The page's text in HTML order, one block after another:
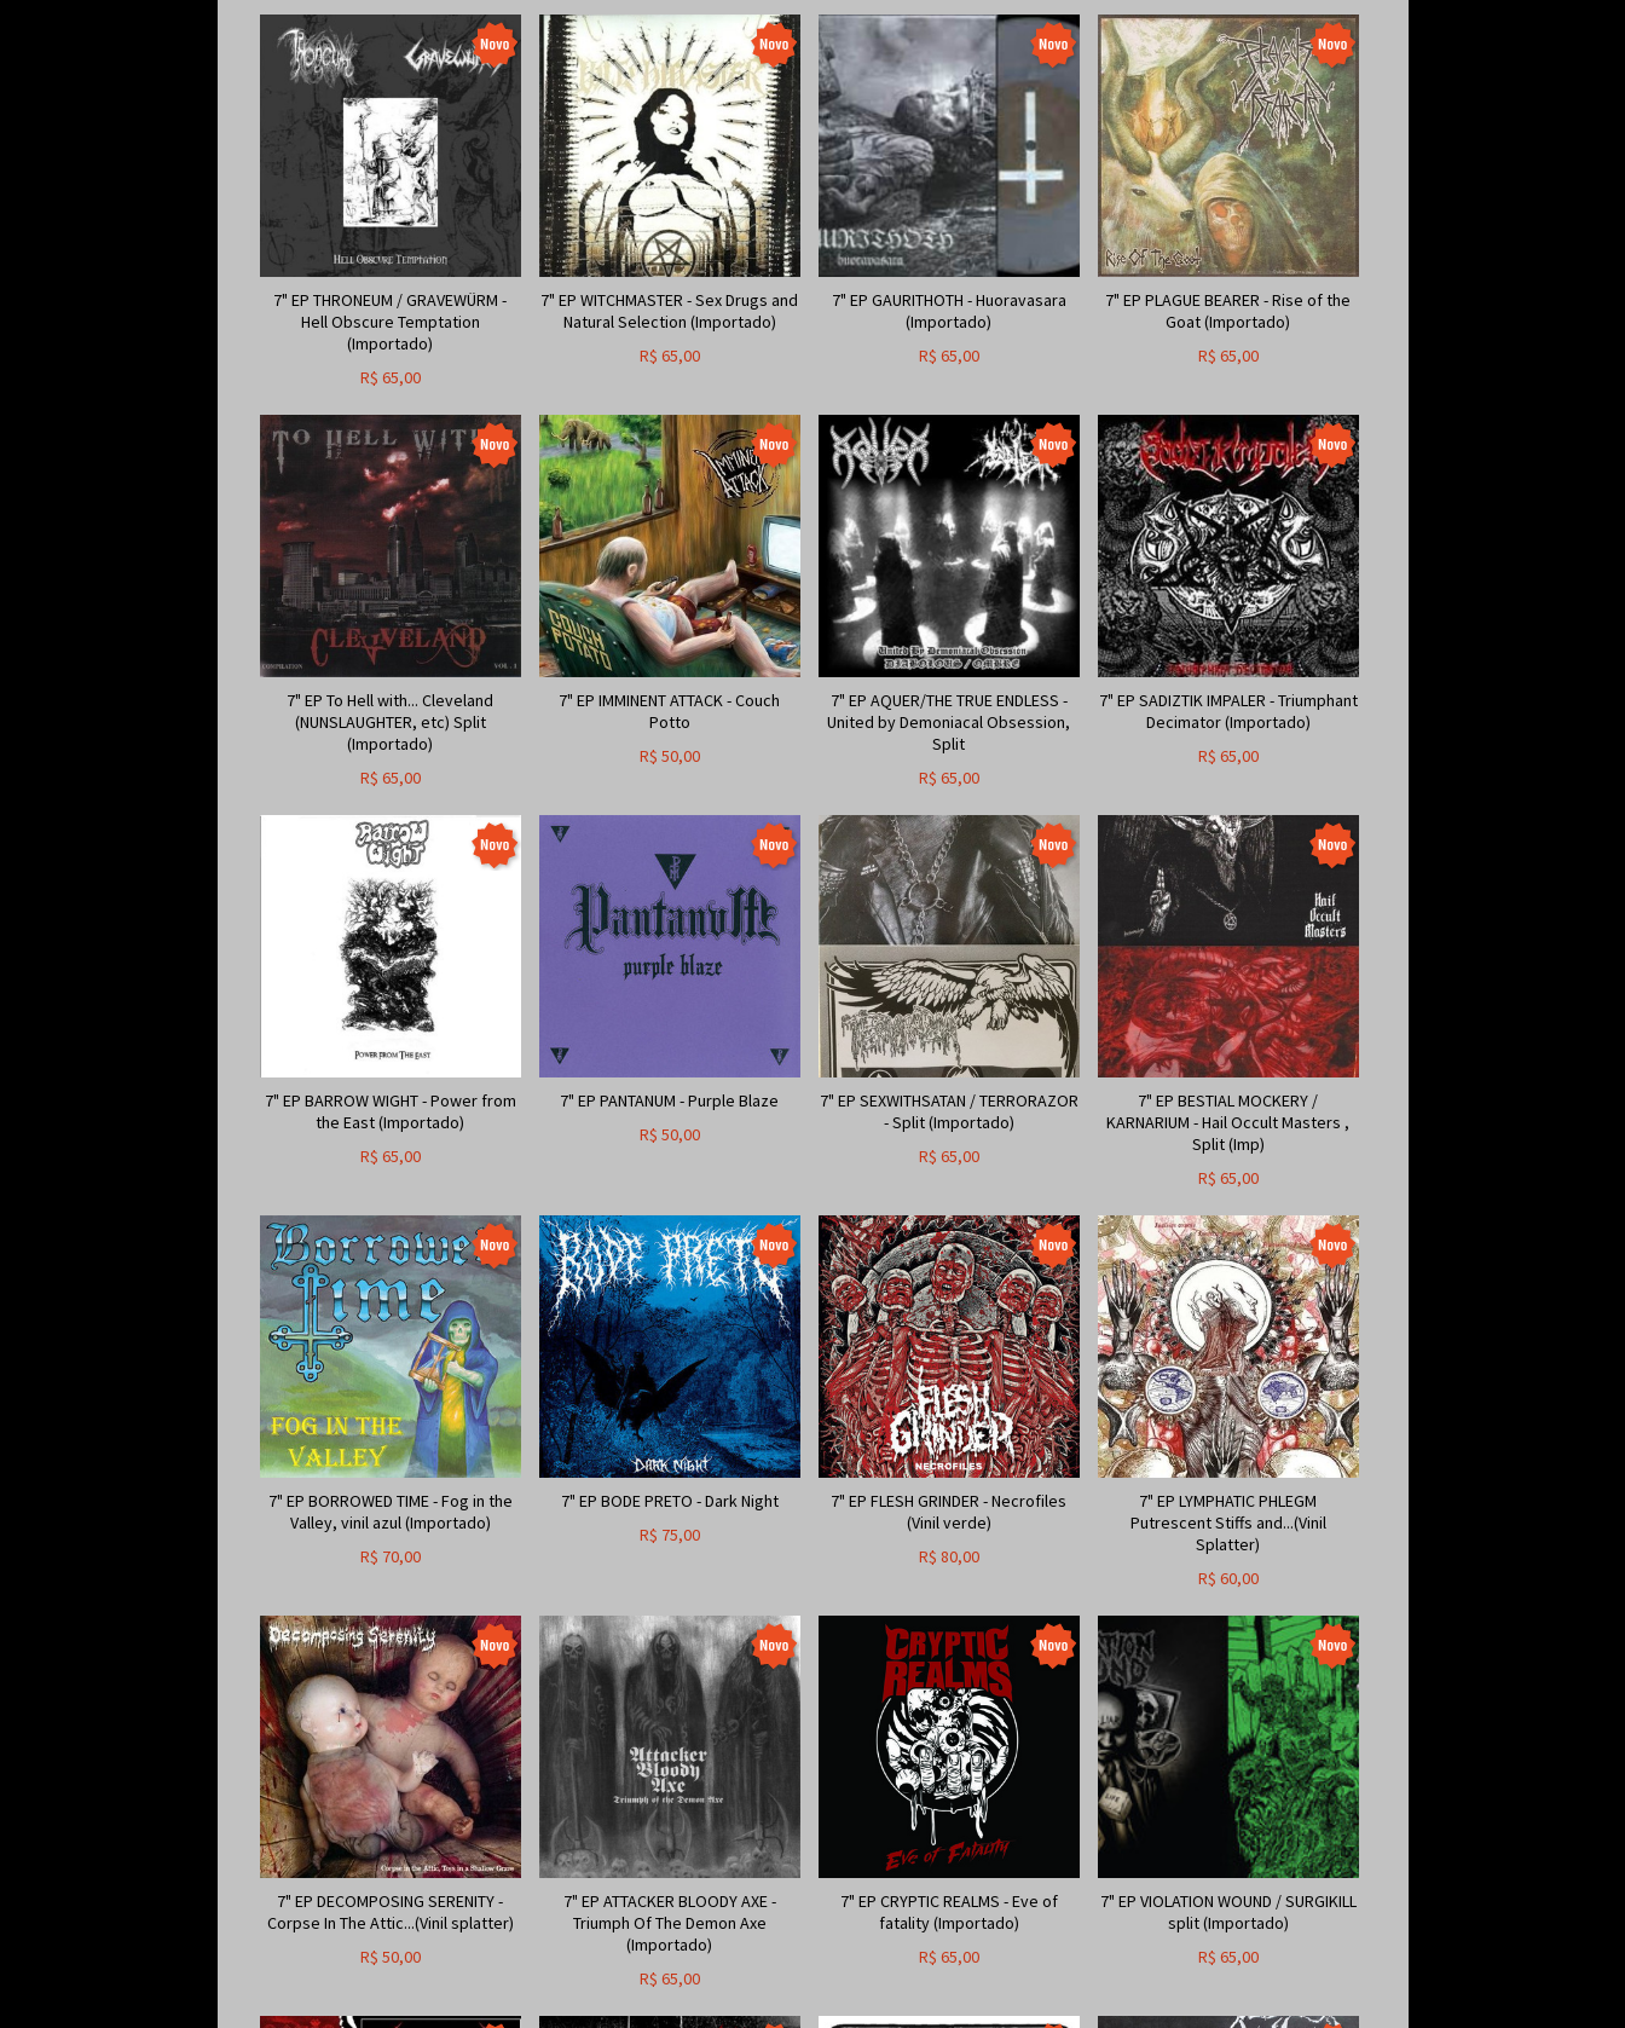
7" EP THRONEUM / GRAVEWÜRM -
Hell Obscure Temptation
(Importado)
R$ 65,00
7" EP WITCHMASTER - Sex Drugs and
Natural Selection (Importado)
R$ 65,00
7" EP GAURITHOTH - Huoravasara
(Importado)
R$ 65,00
7" EP PLAGUE BEARER - Rise of the
Goat (Importado)
R$ 65,00
7" EP To Hell with... Cleveland
(NUNSLAUGHTER, etc) Split
(Importado)
R$ 65,00
7" EP IMMINENT ATTACK - Couch
Potto
R$ 50,00
7" EP AQUER/THE TRUE ENDLESS -
United by Demoniacal Obsession,
Split
R$ 65,00
7" EP SADIZTIK IMPALER - Triumphant
Decimator (Importado)
R$ 65,00
7" EP BARROW WIGHT - Power from
the East (Importado)
R$ 65,00
7" EP PANTANUM - Purple Blaze
R$ 50,00
7" EP SEXWITHSATAN / TERRORAZOR
- Split (Importado)
R$ 65,00
7" EP BESTIAL MOCKERY /
KARNARIUM - Hail Occult Masters ,
Split (Imp)
R$ 65,00
7" EP BORROWED TIME - Fog in the
Valley, vinil azul (Importado)
R$ 70,00
7" EP BODE PRETO - Dark Night
R$ 75,00
7" EP FLESH GRINDER - Necrofiles
(Vinil verde)
R$ 80,00
7" EP LYMPHATIC PHLEGM
Putrescent Stiffs and...(Vinil
Splatter)
R$ 60,00
7" EP DECOMPOSING SERENITY -
Corpse In The Attic...(Vinil splatter)
R$ 50,00
7" EP ATTACKER BLOODY AXE -
Triumph Of The Demon Axe
(Importado)
R$ 65,00
7" EP CRYPTIC REALMS - Eve of
fatality (Importado)
R$ 65,00
7" EP VIOLATION WOUND / SURGIKILL
split (Importado)
R$ 65,00